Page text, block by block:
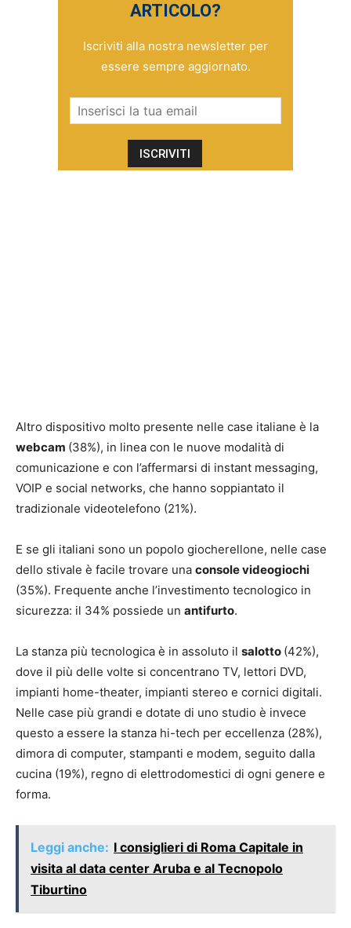
ARTICOLO?
Iscriviti alla nostra newsletter per
essere sempre aggiornato.
Altro dispositivo molto presente nelle case italiane è la
webcam (38%), in linea con le nuove modalità di
comunicazione e con l’affermarsi di instant messaging,
VOIP e social networks, che hanno soppiantato il
tradizionale videotelefono (21%).
E se gli italiani sono un popolo giocherellone, nelle case
dello stivale è facile trovare una console videogiochi
(35%). Frequente anche l’investimento tecnologico in
sicurezza: il 34% possiede un antifurto.
La stanza più tecnologica è in assoluto il salotto (42%),
dove il più delle volte si concentrano TV, lettori DVD,
impianti home-theater, impianti stereo e cornici digitali.
Nelle case più grandi e dotate di uno studio è invece
questo a essere la stanza hi-tech per eccellenza (28%),
dimora di computer, stampanti e modem, seguito dalla
cucina (19%), regno di elettrodomestici di ogni genere e
forma.
Leggi anche: I consiglieri di Roma Capitale in
visita al data center Aruba e al Tecnopolo
Tiburtino